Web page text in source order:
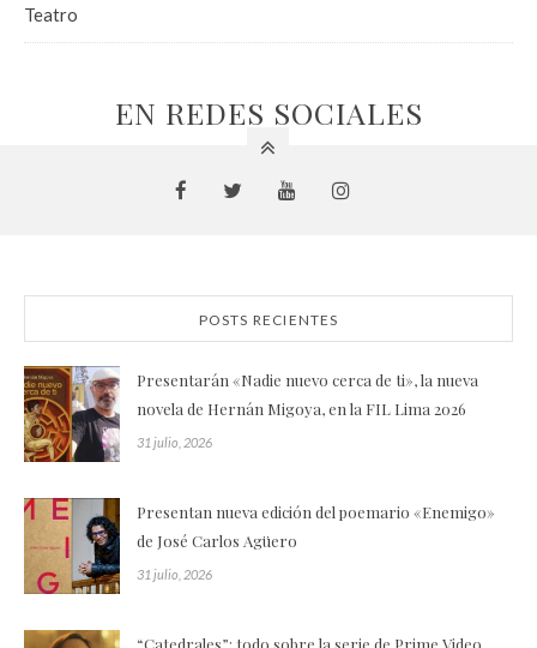
Teatro
EN REDES SOCIALES
POSTS RECIENTES
Presentarán «Nadie nuevo cerca de ti», la nueva
novela de Hernán Migoya, en la FIL Lima 2026
31 julio, 2026
Presentan nueva edición del poemario «Enemigo»
de José Carlos Agüero
31 julio, 2026
“Catedrales”: todo sobre la serie de Prime Video